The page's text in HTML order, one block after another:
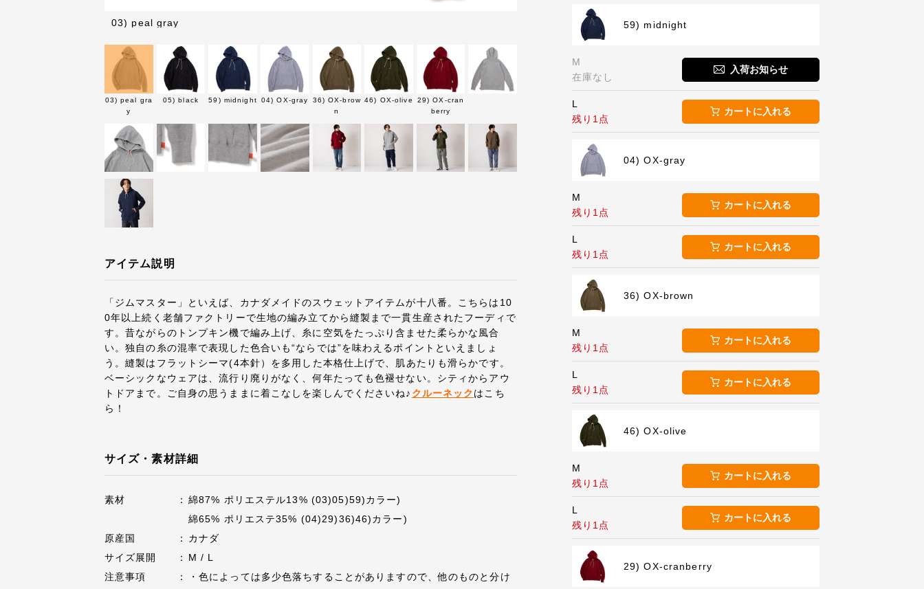
03) peal gray
03) peal gra
y
05) black 59) midnight 04) OX-gray
36) OX-brow
n
46) OX-olive
29) OX-cran
berry
アイテム説明
「ジムマスター」といえば、カナダメイドのスウェットアイテムが十八番。こちらは10
0年以上続く老舗ファクトリーで生地の編み立てから縫製まで一貫生産されたフーディで
す。昔ながらのトンプキン機で編み上げ、糸に空気をたっぷり含ませた柔らかな風合
い。独自の糸の混率で表現した色合いも“ならでは”を味わえるポイントといえましょ
う。縫製はフラットシーマ(4本針）を多用した本格仕上げで、肌あたりも滑らかです。
ベーシックなウェアは、流行り廃りがなく、何年たっても色褪せない。シティからアウ
トドアまで。ご自身の思うままに着こなしを楽しんでくださいね♪ クルーネック はこち
ら！
サイズ・素材詳細
素材
綿87% ポリエステル13% (03)05)59)カラー)
綿65% ポリエステ35% (04)29)36)46)カラー)
原産国
カナダ
サイズ展開
M / L
注意事項
・色によっては多少色落ちすることがありますので、他のものと分け
59) midnight
M
在庫なし
入荷お知らせ
L
残り1点
カートに入れる
04) OX-gray
M
残り1点
カートに入れる
L
残り1点
カートに入れる
36) OX-brown
M
残り1点
カートに入れる
L
残り1点
カートに入れる
46) OX-olive
M
残り1点
カートに入れる
L
残り1点
カートに入れる
29) OX-cranberry